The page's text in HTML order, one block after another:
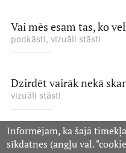
Vai mēs esam tas, ko
podkāsti, vizuāli stāsti
Dzirdēt vairāk nekā
vizuāli stāsti
Informējam, ka šajā
sīkdatnes (angļu val.